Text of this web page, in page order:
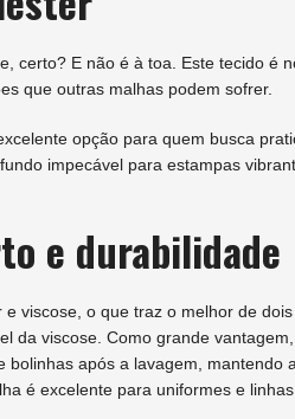
certo? E não é à toa. Este tecido é
que outras malhas podem sofrer.
opção para quem busca
impecável para estampas
e durabilidade
viscose, o que traz o melhor de
da viscose. Como grande
após a lavagem, mantendo
é excelente para uniformes e